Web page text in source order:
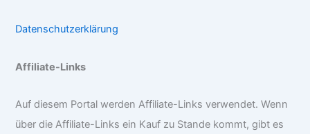
Datenschutzerklärung
Affiliate-Links
Auf diesem Portal werden Affiliate-Links verwendet. Wenn
über die Affiliate-Links ein Kauf zu Stande kommt, gibt es